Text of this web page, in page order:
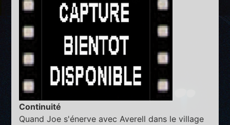
Continuité
Quand Joe s'énerve avec Averell dans le village